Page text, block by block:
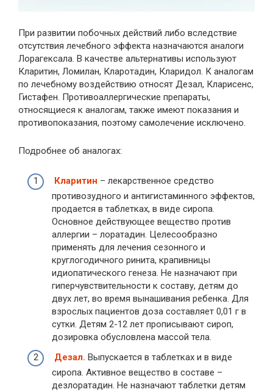
При развитии побочных действий либо вследствие
отсутствия лечебного эффекта назначаются аналоги
Лорагексала. В качестве альтернативы используют
Кларитин, Ломилан, Кларотадин, Кларидол. К аналогам
по лечебному воздействию относят Дезал, Кларисенс,
Гистафен. Противоаллергические препараты,
относящиеся к аналогам, также имеют показания и
противопоказания, поэтому самолечение исключено.
Подробнее об аналогах:
Кларитин – лекарственное средство
противозудного и антигистаминного эффектов,
продается в таблетках, в виде сиропа.
Основное действующее вещество против
аллергии – лоратадин. Целесообразно
применять для лечения сезонного и
круглогодичного ринита, крапивницы
идиопатического генеза. Не назначают при
гиперчувствительности к составу, детям до
двух лет, во время вынашивания ребенка. Для
взрослых пациентов доза составляет 0,01 г в
сутки. Детям 2-12 лет прописывают сироп,
дозировка обусловлена массой тела.
Дезал. Выпускается в таблетках и в виде
сиропа. Активное вещество в составе –
дезлоратадин. Не назначают таблетки детям